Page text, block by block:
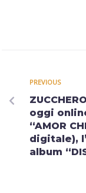
PREVIOUS
oggi
“AMOR
digitale),
album